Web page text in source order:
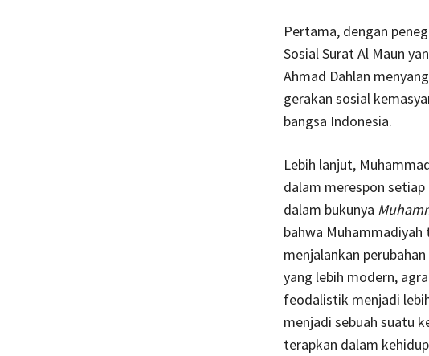
Pertama, dengan
Sosial Surat Al Maun
Ahmad Dahlan
gerakan sosial
bangsa Indonesia.
Lebih lanjut,
dalam merespon
dalam bukunya
bahwa
menjalankan
yang lebih modern,
feodalistik menjadi
menjadi sebuah suatu
terapkan dalam